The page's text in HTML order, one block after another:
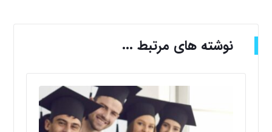
نوشته های مرتبط ...